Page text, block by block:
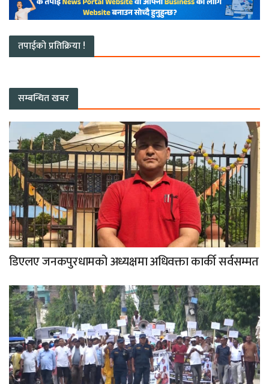
तपाईको प्रतिक्रिया !
सम्बन्धित खबर
डिएलए जनकपुरधामको अध्यक्षमा अधिवक्ता कार्की सर्वसम्मत